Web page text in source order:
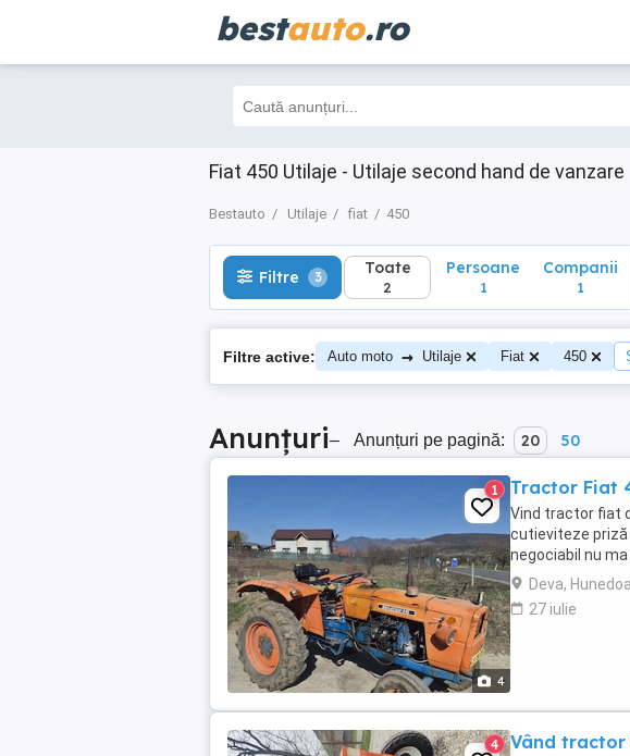
bestauto.ro
Fiat 450 Utilaje - Utilaje second hand de vanzare
Bestauto Utilaje fiat 450
Filtre 3 Toate
2
Filtre 3 Toate
2
Persoane
1
Companii
1
Filtre active: Auto moto → Utilaje Fiat 450
Anunțuri– Anunțuri pe pagină: 20 50
4
1 Tractor Fiat
Vind tractor fiat
cutieviteze priză
negociabil nu
Deva,
27 iulie
4 Vând tractor